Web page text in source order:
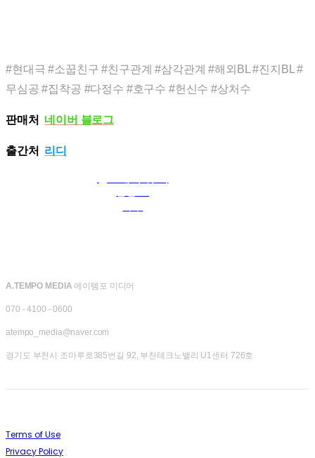
#현대극 #소꿉친구 #친구관계 #삼각관계 #해외BL #진지BL #
무심공 #집착공 #다정수 #호구수 #헌신수 #상처수
판매처 네이버 블로그
출간처 리디
A.TEMPO MEDIA 에이템포 미디어
070 - 4100 - 0600
atempo_media@naver.com
경기도 부천시 조마루로385번길 92, 부천테크노밸리 U1센터 726호
Terms of Use
Privacy Policy